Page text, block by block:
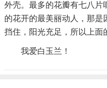
外壳。最多的花瓣有七八片
的花开的最美丽动人，那
挡住，阳光充足，所以上面
我爱白玉兰！